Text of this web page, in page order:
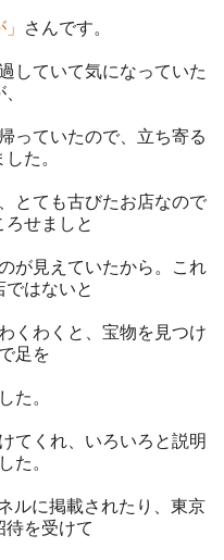
さんです。
していて気になっていた
っていたので、立ち寄る
た。
とても古びたお店なので
せましと
が見えていたから。これ
ではないと
くわくと、宝物を見つけ
足を
た。
てくれ、いろいろと説明
た。
ルに掲載されたり、東京
待を受けて